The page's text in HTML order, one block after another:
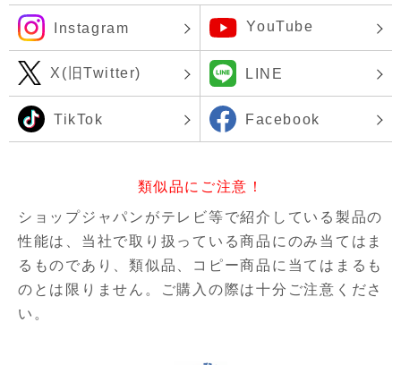
Instagram YouTube
X(旧Twitter) LINE
TikTok Facebook
類似品にご注意！
ショップジャパンがテレビ等で紹介している製品の
性能は、当社で取り扱っている商品にのみ当てはま
るものであり、類似品、コピー商品に当てはまるも
のとは限りません。ご購入の際は十分ご注意くださ
い。